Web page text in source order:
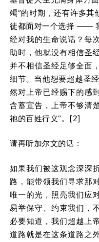
竭”的时期，还有许多其
徒都面对一个选择 ——
经对我的生命说话？每
助时，他就没有相信圣
并不相信圣经足够全面
细节。当他想要超越圣
然对上帝已经赐下的感
含蓄宣告，上帝不够清
祂的百姓行义”。[2]
请再听加尔文的话：
如果我们被这观念深深
路，能带领我们寻求那
唯一的光，照亮我们应
易举保守、约束我们，
必要知道，我们超越上
道路就是在这条道路之